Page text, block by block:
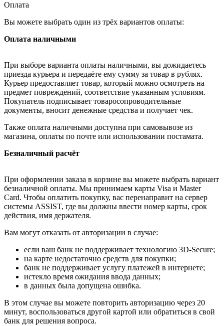
Оплата
Вы можете выбрать один из трёх вариантов оплаты:
Оплата наличными
При выборе варианта оплаты наличными, вы дожидаетесь
приезда курьера и передаёте ему сумму за товар в рублях.
Курьер предоставляет товар, который можно осмотреть на
предмет повреждений, соответствие указанным условиям.
Покупатель подписывает товаросопроводительные
документы, вносит денежные средства и получает чек.
Также оплата наличными доступна при самовывозе из
магазина, оплаты по почте или использовании постамата.
Безналичный расчёт
При оформлении заказа в корзине вы можете выбрать вариант
безналичной оплаты. Мы принимаем карты Visa и Master
Card. Чтобы оплатить покупку, вас перенаправит на сервер
системы ASSIST, где вы должны ввести номер карты, срок
действия, имя держателя.
Вам могут отказать от авторизации в случае:
если ваш банк не поддерживает технологию 3D-Secure;
на карте недостаточно средств для покупки;
банк не поддерживает услугу платежей в интернете;
истекло время ожидания ввода данных;
в данных была допущена ошибка.
В этом случае вы можете повторить авторизацию через 20
минут, воспользоваться другой картой или обратиться в свой
банк для решения вопроса.